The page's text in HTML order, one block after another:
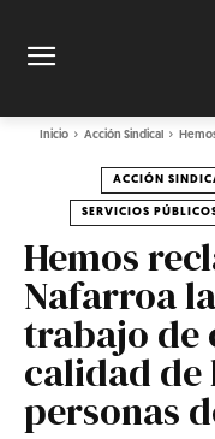
Inicio Acción Sindical
ACCIÓN
SERVICIOS
Hemos
Nafarroa
trabajo de
calidad de
personas